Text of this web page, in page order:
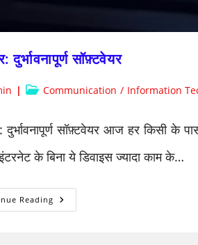
दुर्भावनापूर्ण सॉफ़्टवेयर
PostCommunication / Information
सॉफ़्टवेयर आज हर किसी के
के बिना ये डिवाइस ज्यादा काम के…
Reading मैलवेयर:
दुर्भावनापूर्ण